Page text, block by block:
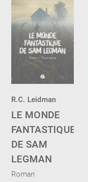
R.C. Leidman
LE MONDE
FANTASTIQUE
DE SAM
LEGMAN
Roman